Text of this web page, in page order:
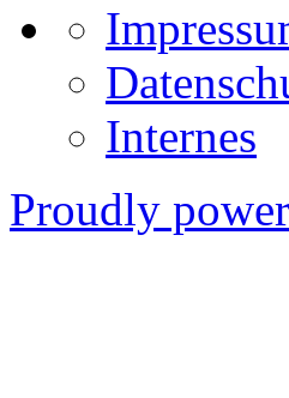
Internes
Proudly